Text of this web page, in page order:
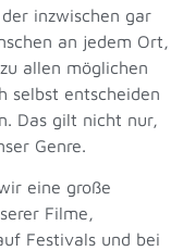
inzwischen gar
an jedem Ort,
allen möglichen
selbst entscheiden
Das gilt nicht nur,
Genre.
eine große
Filme,
Festivals und bei